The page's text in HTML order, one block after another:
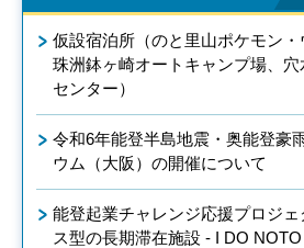
仮設宿泊所（のと里山ポケモン・
珠洲鉢ヶ崎オートキャンプ場、
センター）
令和6年能登半島地震・奥能登豪
ウム（大阪）の開催について
能登起業チャレンジ応援プロジ
ス型の長期滞在施設 - I DO NOTO